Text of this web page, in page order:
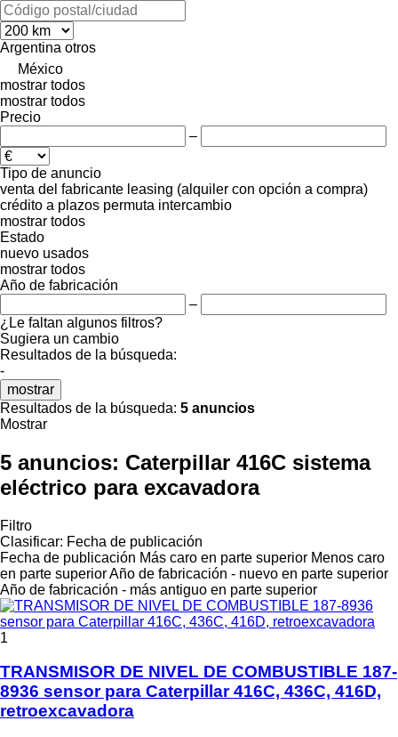
Argentina otros
México
mostrar todos
mostrar todos
Precio
–
Tipo de anuncio
venta del fabricante leasing (alquiler con opción a compra)
crédito a plazos permuta intercambio
mostrar todos
Estado
nuevo usados
mostrar todos
Año de fabricación
–
¿Le faltan algunos filtros?
Sugiera un cambio
Resultados de la búsqueda:
-
mostrar
Resultados de la búsqueda: 5 anuncios
Mostrar
5 anuncios: Caterpillar 416C sistema
eléctrico para excavadora
Filtro
Clasificar: Fecha de publicación
Fecha de publicación Más caro en parte superior Menos caro
en parte superiorAño de fabricación - nuevo en parte superior
Año de fabricación - más antiguo en parte superior
1
TRANSMISOR DE NIVEL DE COMBUSTIBLE 187-
8936 sensor para Caterpillar 416C, 436C, 416D,
retroexcavadora